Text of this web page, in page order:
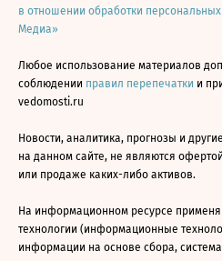
в отношении обработки
Медиа»
Любое использование материалов
соблюдении правил перепечатки и
vedomosti.ru
Новости, аналитика, прогнозы и
на данном сайте, не являются
или продаже каких-либо активов.
На информационном ресурсе
технологии (информационные
информации на основе сбора,